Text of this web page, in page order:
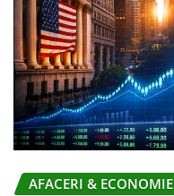
AFACERI & ECONOMIE